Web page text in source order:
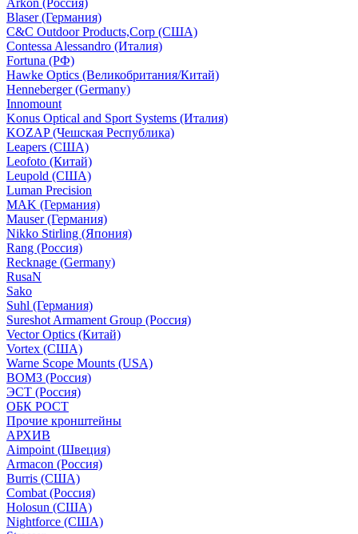
Arkon (Россия)
Blaser (Германия)
C&C Outdoor Products,Corp (США)
Contessa Alessandro (Италия)
Fortuna (РФ)
Hawke Optics (Великобритания/Китай)
Henneberger (Germany)
Innomount
Konus Optical and Sport Systems (Италия)
KOZAP (Чешская Республика)
Leapers (США)
Leofoto (Китай)
Leupold (США)
Luman Precision
MAK (Германия)
Mauser (Германия)
Nikko Stirling (Япония)
Rang (Россия)
Recknage (Germany)
RusaN
Sako
Suhl (Германия)
Sureshot Armament Group (Россия)
Vector Optics (Китай)
Vortex (США)
Warne Scope Mounts (USA)
ВОМЗ (Россия)
ЭСТ (Россия)
ОБК РОСТ
Прочие кронштейны
АРХИВ
Aimpoint (Швеция)
Armacon (Россия)
Burris (США)
Combat (Россия)
Holosun (США)
Nightforce (США)